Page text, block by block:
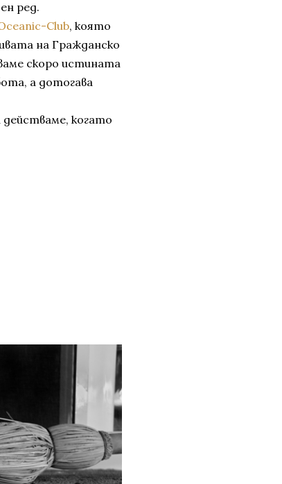
ред.
Club, която
на Гражданско
скоро истината
а дотогава
когато